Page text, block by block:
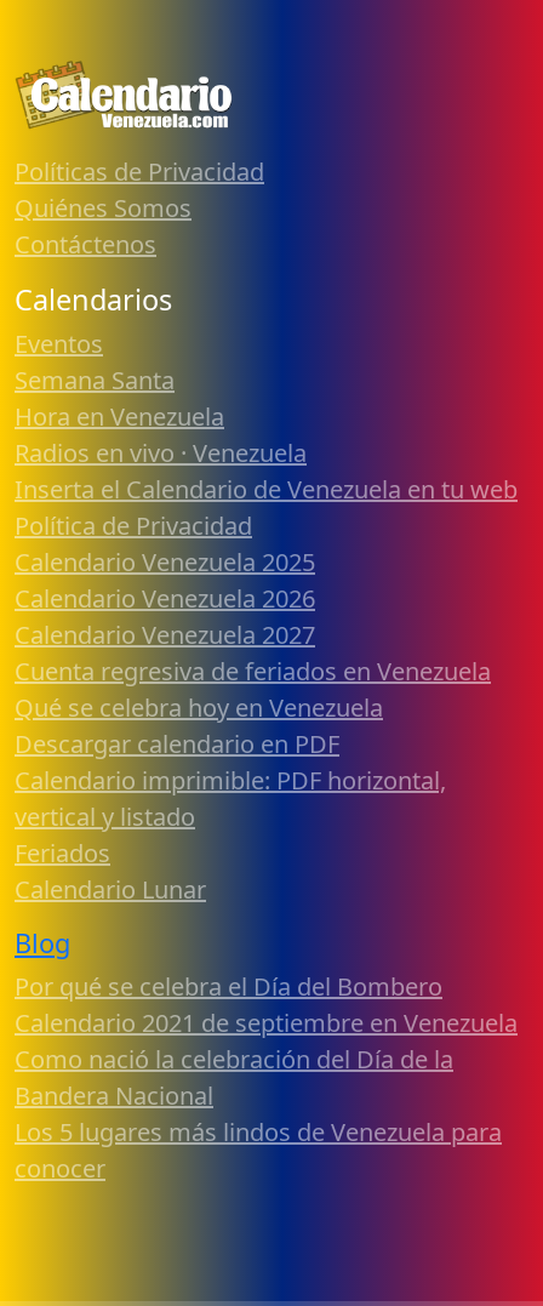
Políticas de Privacidad
Quiénes Somos
Contáctenos
Calendarios
Eventos
Semana Santa
Hora en Venezuela
Radios en vivo · Venezuela
Inserta el Calendario de Venezuela en tu web
Política de Privacidad
Calendario Venezuela 2025
Calendario Venezuela 2026
Calendario Venezuela 2027
Cuenta regresiva de feriados en Venezuela
Qué se celebra hoy en Venezuela
Descargar calendario en PDF
Calendario imprimible: PDF horizontal,
vertical y listado
Feriados
Calendario Lunar
Blog
Por qué se celebra el Día del Bombero
Calendario 2021 de septiembre en Venezuela
Como nació la celebración del Día de la
Bandera Nacional
Los 5 lugares más lindos de Venezuela para
conocer